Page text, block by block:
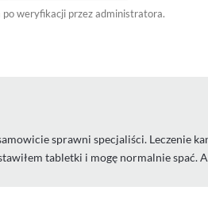
weryfikacji przez administratora.
sprawni specjaliści. Leczenie
tabletki i mogę normalnie spać.